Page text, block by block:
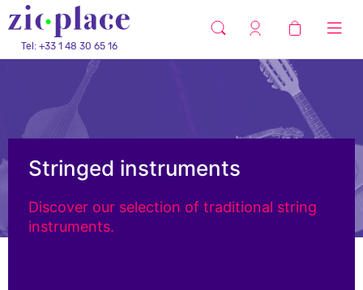
Tel: +33 1 48 30 65 16
Stringed instruments
Discover our selection of traditional string
instruments.